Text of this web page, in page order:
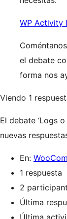
WP Activity
el debate
forma nos
Viendo 1
El debate ‘Logs
nuevas
En:
1 respuesta
2
Última
Última